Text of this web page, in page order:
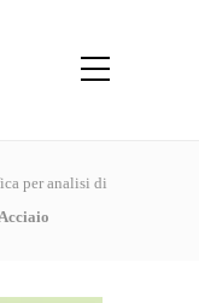
per analisi di